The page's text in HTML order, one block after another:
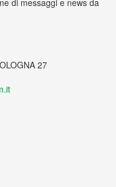
di messaggi e news da
27